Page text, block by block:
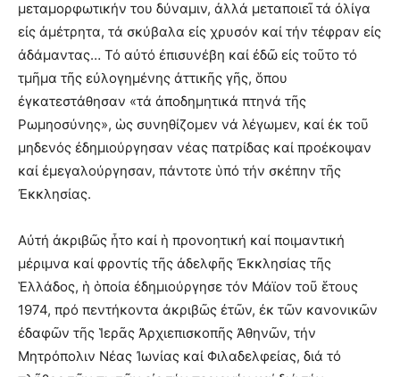
μεταμορφωτικήν του δύναμιν, ἀλλά μεταποιεῖ τά ὀλίγα
εἰς ἀμέτρητα, τά σκύβαλα εἰς χρυσόν καί τήν τέφραν εἰς
ἀδάμαντας… Τό αὐτό ἐπισυνέβη καί ἐδῶ εἰς τοῦτο τό
τμῆμα τῆς εὐλογημένης ἀττικῆς γῆς, ὅπου
ἐγκατεστάθησαν «τά ἀποδημητικά πτηνά τῆς
Ρωμηοσύνης», ὡς συνηθίζομεν νά λέγωμεν, καί ἐκ τοῦ
μηδενός ἐδημιούργησαν νέας πατρίδας καί προέκοψαν
καί ἐμεγαλούργησαν, πάντοτε ὑπό τήν σκέπην τῆς
Ἐκκλησίας.
Αὐτή ἀκριβῶς ἦτο καί ἡ προνοητική καί ποιμαντική
μέριμνα καί φροντίς τῆς ἀδελφῆς Ἐκκλησίας τῆς
Ἑλλάδος, ἡ ὁποία ἐδημιούργησε τόν Μάϊον τοῦ ἕτους
1974, πρό πεντήκοντα ἀκριβῶς ἐτῶν, ἐκ τῶν κανονικῶν
ἐδαφῶν τῆς Ἱερᾶς Ἀρχιεπισκοπῆς Ἀθηνῶν, τήν
Μητρόπολιν Νέας Ἰωνίας καί Φιλαδελφείας, διά τό